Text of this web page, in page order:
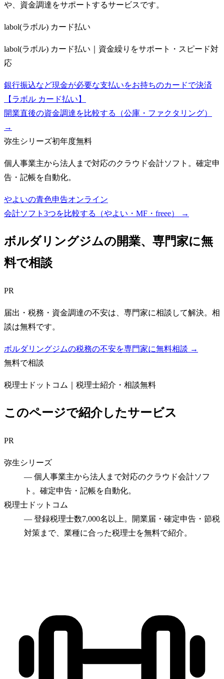
や、資金調達をサポートするサービスです。
labol(ラボル) カード払い
labol(ラボル) カード払い｜資金繰りをサポート・スピード対
応
銀行振込など現金が必要な支払いをお持ちのカードで決済
【ラボル カード払い】
開業直後の資金調達を比較する（公庫・ファクタリング）
→
弥生シリーズ初年度無料
個人事業主から法人まで対応のクラウド会計ソフト。確定申
告・記帳を自動化。
やよいの青色申告オンライン
会計ソフト3つを比較する（やよい・MF・freee）
→
ボルダリングジムの開業、専門家に無
料で相談
PR
届出・税務・資金調達の不安は、専門家に相談して解決。相
談は無料です。
ボルダリングジムの税務の不安を専門家に無料相談 →
無料で相談
税理士ドットコム｜税理士紹介・相談無料
このページで紹介したサービス
PR
弥生シリーズ
— 個人事業主から法人まで対応のクラウド会計ソフ
ト。確定申告・記帳を自動化。
税理士ドットコム
— 登録税理士数7,000名以上。開業届・確定申告・節税
対策まで、業種に合った税理士を無料で紹介。